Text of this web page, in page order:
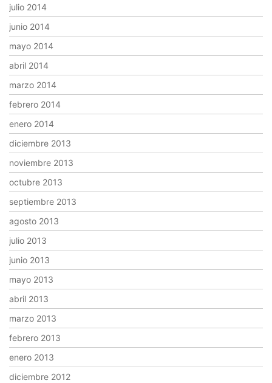
julio 2014
junio 2014
mayo 2014
abril 2014
marzo 2014
febrero 2014
enero 2014
diciembre 2013
noviembre 2013
octubre 2013
septiembre 2013
agosto 2013
julio 2013
junio 2013
mayo 2013
abril 2013
marzo 2013
febrero 2013
enero 2013
diciembre 2012